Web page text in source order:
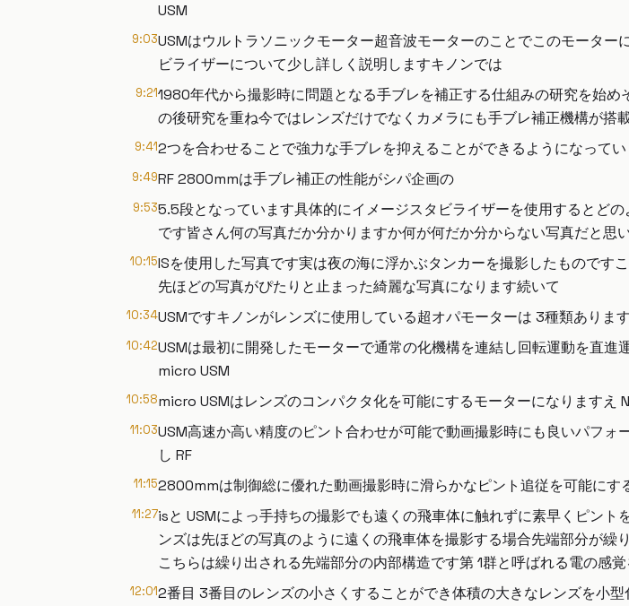
USM
9:03USMはウルトラソニックモーター超音波モーターのことでこのモータ
ビライザーについて少し詳しく説明しますキノンでは
9:211980年代から撮影時に問題となる手ブレを補正する仕組みの研究を始
の後研究を重ね今ではレンズだけでなくカメラにも手ブレ補正機構が搭
9:412つを合わせることで強力な手ブレを抑えることができるようになって
9:49RF 2800mmは手ブレ補正の性能がシパ企画の
9:535.5段となっています具体的にイメージスタビライザーを使用するとど
です皆さん何の写真だか分かりますか何が何だか分からない写真だと思
10:15ISを使用した写真です実は夜の海に浮かぶタンカーを撮影したものです
先ほどの写真がぴたりと止まった綺麗な写真になります続いて
10:34USMですキノンがレンズに使用している超オパモーターは 3種類ありま
10:42USMは最初に開発したモーターで通常の化機構を連結し回転運動を直
micro USM
10:58micro USMはレンズのコンパクタ化を可能にするモーターになりますえ N
11:03USM高速か高い精度のピント合わせが可能で動画撮影時にも良いパフ
し RF
11:152800mmは制御総に優れた動画撮影時に滑らかなピント追従を可能にす
11:27isと USMによっ手持ちの撮影でも遠くの飛車体に触れずに素早くピン
ンズは先ほどの写真のように遠くの飛車体を撮影する場合先端部分が
こちらは繰り出される先端部分の内部構造です第 1群と呼ばれる電の感
12:012番目 3番目のレンズの小さくすることができ体積の大きなレンズを小